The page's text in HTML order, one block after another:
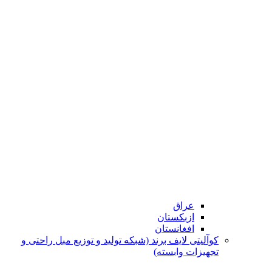
عراق
ازبکستان
افغانستان
کوآلیتی لایف برند (شبکه تولید و توزیع مبل راحتی و
تجهیزات وابسته)